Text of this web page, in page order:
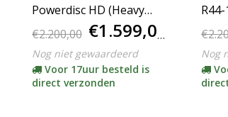
Powerdisc HD (Heavy
Duty) - ACTIE
€2.200,00 €1.599,00
Nog niet gewaardeerd
Voor 17uur besteld is
direct verzonden
Nog